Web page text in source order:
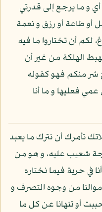
و ما يرجع إلى قدرتي
طاعة أو رزق و نعمة
لكم أن تختاروا ما فيه
الهلكة من غير أن
شر منكم فهو كقوله
فعليها و ما أنا
تأمرك أن نترك ما يعبد
شعيب عليه، و هو من
في حرية فيما نختاره
من وجوه التصرف و
أو تنهانا عن كل ما